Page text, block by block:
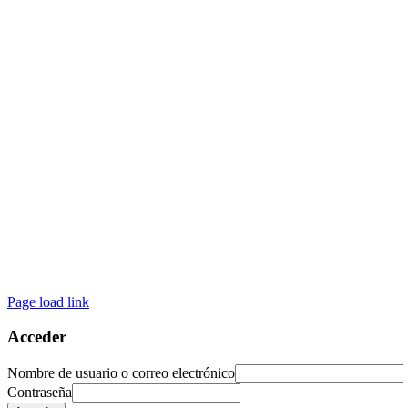
Page load link
Acceder
Nombre de usuario o correo electrónico
Contraseña